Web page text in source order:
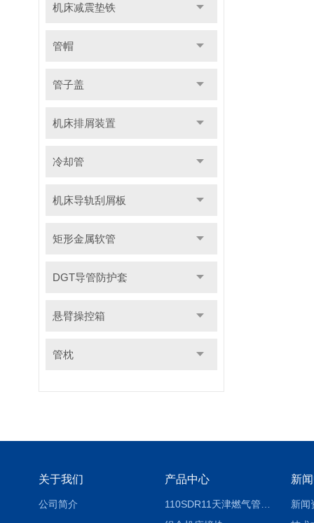
机床减震垫铁
管帽
管子盖
机床排屑装置
冷却管
机床导轨刮屑板
矩形金属软管
DGT导管防护套
悬臂操控箱
管枕
关于我们
公司简介
产品中心 新
新闻